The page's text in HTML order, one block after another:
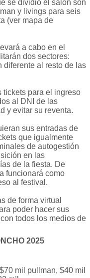
se dividió el salón son
y livings para seis
(ver mapa de
a cabo en el
dos sectores:
diferente al resto de las
para el ingreso
al DNI de las
y evitar su reventa.
sus entradas de
que igualmente
de autogestión
en las
de la fiesta. De
funcionará como
al festival.
de forma virtual
poder hacer sus
todos los medios de
2025
mil pullman, $40 mil